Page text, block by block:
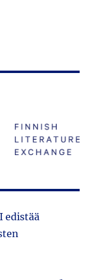
edistää